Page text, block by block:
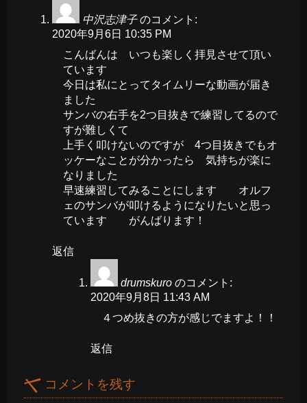
中沢志津子 のコメント:
2020年9月6日 10:35 PM
こんばんは いつも楽しく拝見させて頂い
ています
今日は私にとってタイムリーな動画が届き
ました
サンバの右手を2つ目抜きで練習してるので
すが難しくて
上手く叩けないのですが 4つ目抜きでもオ
ッケーなことが分かったら 気持ちが楽に
なりました
早速練習してみることにします オルフ
ェのサンバが叩けるようになりたいと思っ
ています がんばります！
返信
drumskuro のコメント:
2020年9月8日 11:43 AM
４つめ抜きの方が感じでますよ！！
返信
コメントを残す